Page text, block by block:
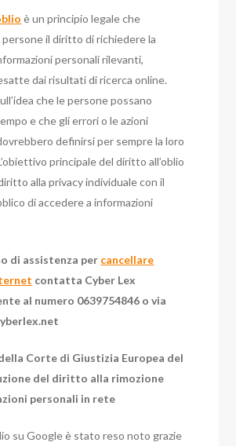
è un principio legale che
persone il diritto di richiedere la
personali rilevanti,
dai risultati di ricerca online.
che le persone possano
e che gli errori o le azioni
definirsi per sempre la loro
principale del diritto all’oblio
alla privacy individuale con il
di accedere a informazioni
di assistenza per cancellare
contatta Cyber Lex
al numero 0639754846 o via
Corte di Giustizia Europea del
del diritto alla rimozione
personali in rete
su Google è stato reso noto grazie